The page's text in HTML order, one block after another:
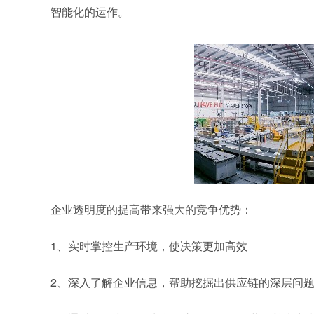
智能化的运作。
企业透明度的提高带来强大的竞争优势：
1、实时掌控生产环境，使决策更加高效
2、深入了解企业信息，帮助挖掘出供应链的深层问题